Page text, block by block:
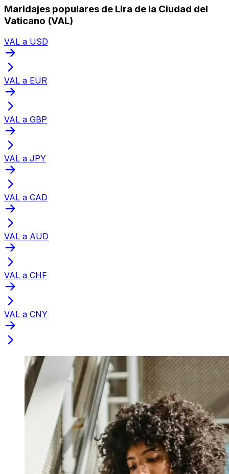
Maridajes populares de Lira de la Ciudad del
Vaticano (VAL)
VAL a USD
VAL a EUR
VAL a GBP
VAL a JPY
VAL a CAD
VAL a AUD
VAL a CHF
VAL a CNY